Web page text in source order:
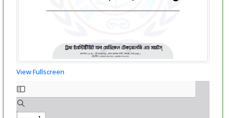
View Fullscreen
to
PDF
content